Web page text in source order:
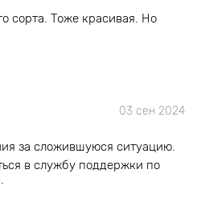
сорта. Тоже красивая. Но
03 сен 2024
за сложившуюся ситуацию.
в службу поддержки по